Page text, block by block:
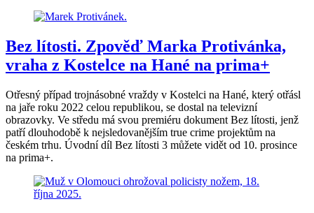
Bez lítosti. Zpověď Marka Protivánka,
vraha z Kostelce na Hané na prima+
Otřesný případ trojnásobné vraždy v Kostelci na Hané, který otřásl
na jaře roku 2022 celou republikou, se dostal na televizní
obrazovky. Ve středu má svou premiéru dokument Bez lítosti, jenž
patří dlouhodobě k nejsledovanějším true crime projektům na
českém trhu. Úvodní díl Bez lítosti 3 můžete vidět od 10. prosince
na prima+.